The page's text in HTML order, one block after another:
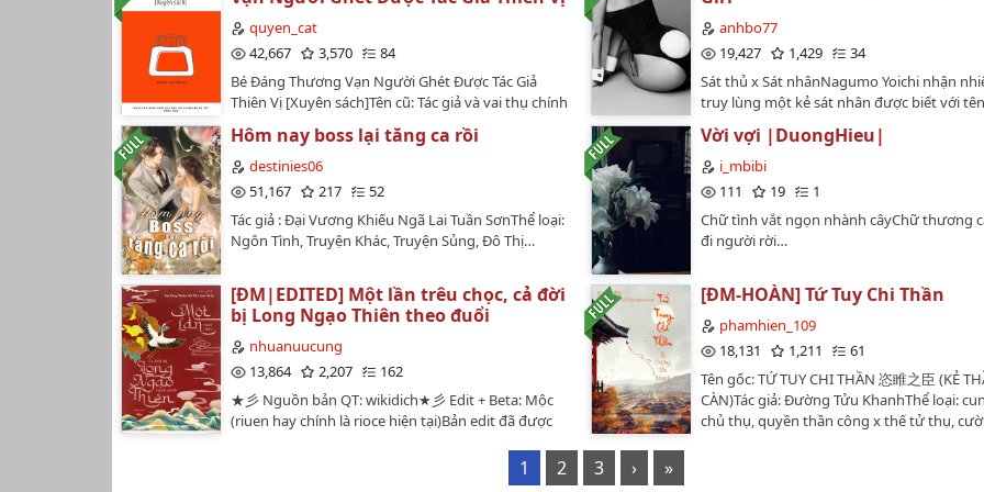
như các bạn trans, beta và editor. Mong mọi người
đừng mang đi nơi khác. Vì bản gốc là truyện Trung
nên tui sẽ chỉnh sửa một vài tiểu tiết để hợp với 2
bạn nhỏ nhà chúng ta, chổ nào không đều chỉnh
được tui sẽ giữ nguyên như bản gốc nha.…
hoang mang ngồi ở đầu giường cảm nhận
trận đau đớn trên cơ thể, nhớ tới tối hôm
chịu đựng thống khổ, bị người ta "đánh"
chảy nước mắt...Này thì cả đêm.Này thì
trớn.Cầm thú Kim Thái Hanh, anh chết chắc
...Chuyển ver: Kim Thái Hanh x Điền Chính
mìn: Mù chữ viết văn, logic đã nằm dưới
phép tác giả được bay cao bay xa, lối hành
thường, công thụ không phải người hiền
chuyện gì sẽ xảy ra?…
từ cái ngày cô cưới Thái Anh, cô tiểu thư đài
trưởng nhưng rất cưng chồng. " Ngày nào
phải thương em, giống như ngày nào cũng
cốt truyện và nhân vật đều là hư
được phát hành ở Wattpad, không cho phép
chuyển ver dưới mọi hình thức hoặc mang
tải ở một nền tảng khác. Mong mọi người
thông cho tác giả.…
quyen_cat
42,667
3,570
84
Bé Đáng Thương Vạn Người Ghét Được Tác Giả
Thiên Vị [Xuyên sách]Tên cũ: Tác giả và vai thụ chính
Sáng tác gốc, Đam mỹ, Hiện đại, HE, Tình cảm, Ngọt
ngào, Xuyên sách, Nhẹ nhàngSố chương: 72
chương - 11 ngoại truyệnEditor: Quyên CátBeta:
Tiêu Gia Niên thụ, thị giác hai bên đều có rất nhiều,
mỗi người một nửa cho nên tag thị giác không rõ
thích nhất là vai thụ chính vạn người mê trong
cuốn truyện mới nhất của hắn.Hắn vì nhân vật này
mà dốc hết tâm huyết, tận tâm sáng tạo.Dâng
vương miện lên vì cậu, ban cho cậu sự sủng ái của
vạn người.Cuối cùng, một ngày nọ, nhắm mắt mở
mắt, tuyệt, hắn xuyên vào quyển sách này rồi.Cứ
tưởng có thể tận mắt ngắm nhãi con, nhìn cậu
được vạn người sủng ái, còn có thể cắn thêm một
mẻ đường.Hoắc Hàm cảm thấy vô cùng hạnh
phúc.Kết quả lại không ngờ đến --Gia đình nhãi con
anhbo77
19,427
1,429
34
Sát thủ x Sát nhânNagumo Yoichi nhận
truy lùng một kẻ sát nhân được biết với
phạm tội tình dục. Nhưng không ngờ
này sẽ khiến hắn dấn thân sâu hơn vào
đạo đức và đặt câu hỏi về mục tiêu của
thể ngăn chặn những tội ác làm lung lay
quyền lực mỗi ngày?Lưu ý: - Trong AU này
nhân vật đóng vai phản diện, hihi. -
bị trục xuất khỏi JAA, đã biết Asaki là chủ
ám sát năm xưa nên chờ cơ hội trả thù.…
Hôm nay boss lại tăng ca rồi
destinies06
51,167
217
52
Tác giả : Đại Vương Khiếu Ngã Lai Tuần SơnThể loại:
Ngôn Tình, Truyện Khác, Truyện Sủng, Đô Thị…
Vời vợi |DuongHieu|
i_mbibi
111
19
1
Chữ tình vắt ngọn nhành câyChữ thương
đi người rời…
[ĐM|EDITED] Một lần trêu chọc, cả đời
bị Long Ngạo Thiên theo đuổi
nhuanuucung
13,864
2,207
162
★彡 Nguồn bản QT: wikidich★彡 Edit + Beta: Mộc
(riuen hay chính là rioce hiện tại)Bản edit đã được
sáng tạo từ vốn ngôn ngữ của bản thân nhưng
vẫn đảm bảo giữ nguyên ý nghĩa tác giả muốn
[ĐM-HOÀN] Tứ Tuy Chi Thần
phamhien_109
18,131
1,211
61
Tên gốc: TỨ TUY CHI THẦN 恣睢之臣 (KẺ
CÀN)Tác giả: Đường Tửu KhanhThể loại:
chủ thụ, quyền thần công x thế tử thụ,
1 2 3 › »